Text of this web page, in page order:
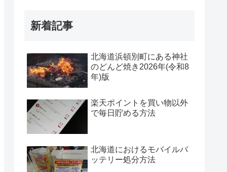
新着記事
北海道浜頓別町にある神社
のどんど焼き2026年(令和8
年)版
楽天ポイントを買い物以外
で毎日貯める方法
北海道におけるモバイルバ
ッテリー処分方法